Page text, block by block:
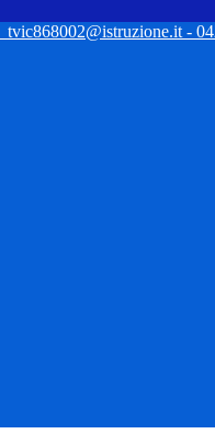
tvic868002@istruzione.it -